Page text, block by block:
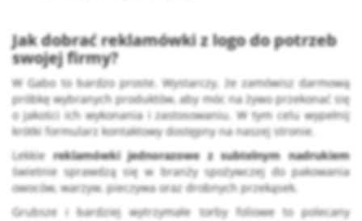
Jak dobraćreklamówki z logodo potrzeb
swojej firmy?
W Gabo to bardzo proste. Wystarczy, że zamówisz darmową
próbkę wybranych produktów, aby móc na żywo przekonać się
o jakości ich wykonania i zastosowaniu. W tym celu wypełnij
krótki formularz kontaktowy dostępny na naszej stronie.
Lekkie reklamówki jednorazowe z subtelnym nadrukiem
świetnie sprawdzą się w branży spożywczej do pakowania
owoców, warzyw, pieczywa oraz drobnych przekąsek.
Grubsze i bardziej wytrzymałe torby foliowe to polecany